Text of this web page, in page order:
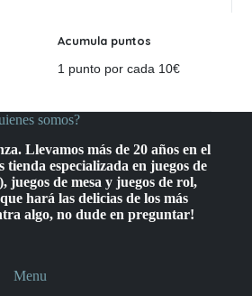
Acumula puntos
1 punto por cada 10€
somos?
Llevamos más de 20 años en el
tienda especializada en juegos de
juegos de mesa y juegos de rol,
hará las delicias de los más
algo, no dude en preguntar!
Menu